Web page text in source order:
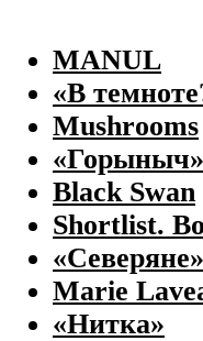
MANUL
«В
Mushrooms
«Горыныч»
Black Swan
Shortlist.
«Северяне»
Marie
«Нитка»